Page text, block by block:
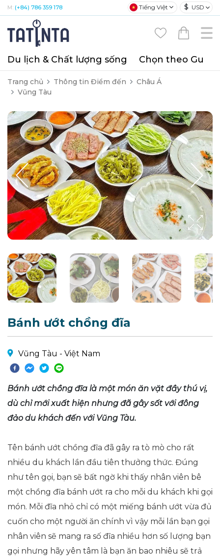
M: (+84) 786 359 178 Tiếng Việt $ USD
Du lịch & Chất lượng sống Chọn theo Gu
Trang chủ Thông tin Điểm đến
Châu Á
Vũng Tàu
Bánh ướt chồng đĩa
Vũng Tàu - Việt Nam
Bánh ướt chồng đĩa là một món ăn vặt đầy thú vị,
dù chỉ mới xuất hiện nhưng đã gây sốt với đông
đảo du khách đến với Vũng Tàu.
Tên bánh ướt chồng đĩa đã gây ra tò mò cho rất
nhiều du khách lần đầu tiên thưởng thức. Đúng
như tên gọi, bạn sẽ bất ngờ khi thấy nhân viên bê
một chồng đĩa bánh ướt ra cho mỗi du khách khi gọi
món. Mỗi đĩa nhỏ chỉ có một miếng bánh ướt vừa đủ
cuốn cho một người ăn chính vì vậy mỗi lần bạn gọi
nhân viên sẽ mang ra số đĩa nhiều hơn số lượng bạn
gọi nhưng hãy yên tâm là bạn ăn bao nhiêu sẽ trả